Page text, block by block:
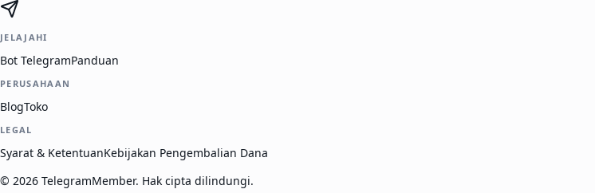
JELAJAHI
Bot TelegramPanduan
PERUSAHAAN
BlogToko
LEGAL
Syarat & KetentuanKebijakan Pengembalian Dana
© 2026 TelegramMember. Hak cipta dilindungi.